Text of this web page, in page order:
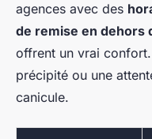
agences avec des
de remise en dehors
offrent un vrai confort.
précipité ou une
canicule.